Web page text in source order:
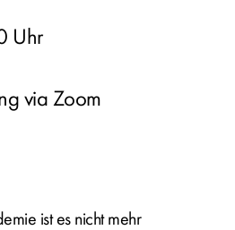
Uhr
via Zoom
ist es nicht mehr